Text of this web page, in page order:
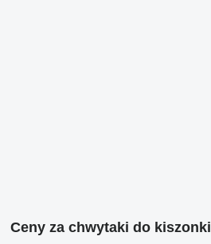
Ceny za chwytaki do kiszonki